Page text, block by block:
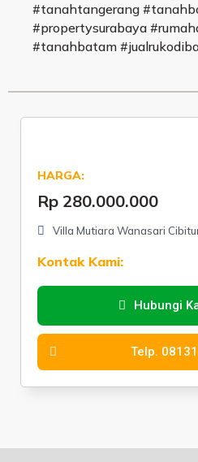
#tanahtangerang
#propertysurabaya
#tanahbatam
HARGA:
Rp 280.000.000
Villa Mutiara Wanasari
Kontak Kami:
Hubungi
Telp.